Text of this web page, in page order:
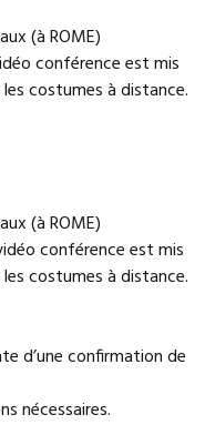
(à ROME)
conférence est mis
costumes à distance.
(à ROME)
conférence est mis
costumes à distance.
d’une confirmation de
nécessaires.